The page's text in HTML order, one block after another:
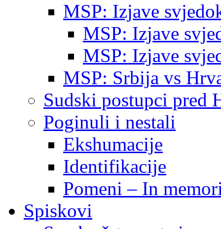
MSP: Izjave
MSP: Izjave
MSP: Izjave
MSP: Srbija vs
Sudski postupci pred
Poginuli i nestali
Ekshumacije
Identifikacije
Pomeni – In
Spiskovi